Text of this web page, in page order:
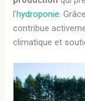
l’hydroponie.
contribue
climatique et